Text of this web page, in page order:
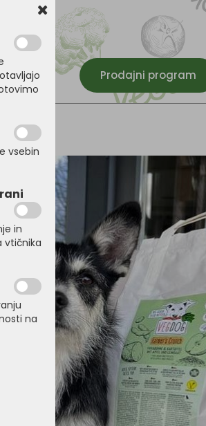
Prodajni program
vsebin
in
vtičnika
na